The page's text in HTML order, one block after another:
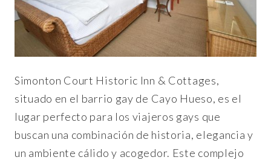
Simonton Court Historic Inn & Cottages,
situado en el barrio gay de Cayo Hueso, es el
lugar perfecto para los viajeros gays que
buscan una combinación de historia, elegancia y
un ambiente cálido y acogedor. Este complejo